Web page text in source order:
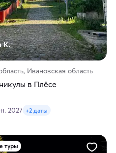
К.
Ивановская область
в Плёсе
2027 +2 даты
туры